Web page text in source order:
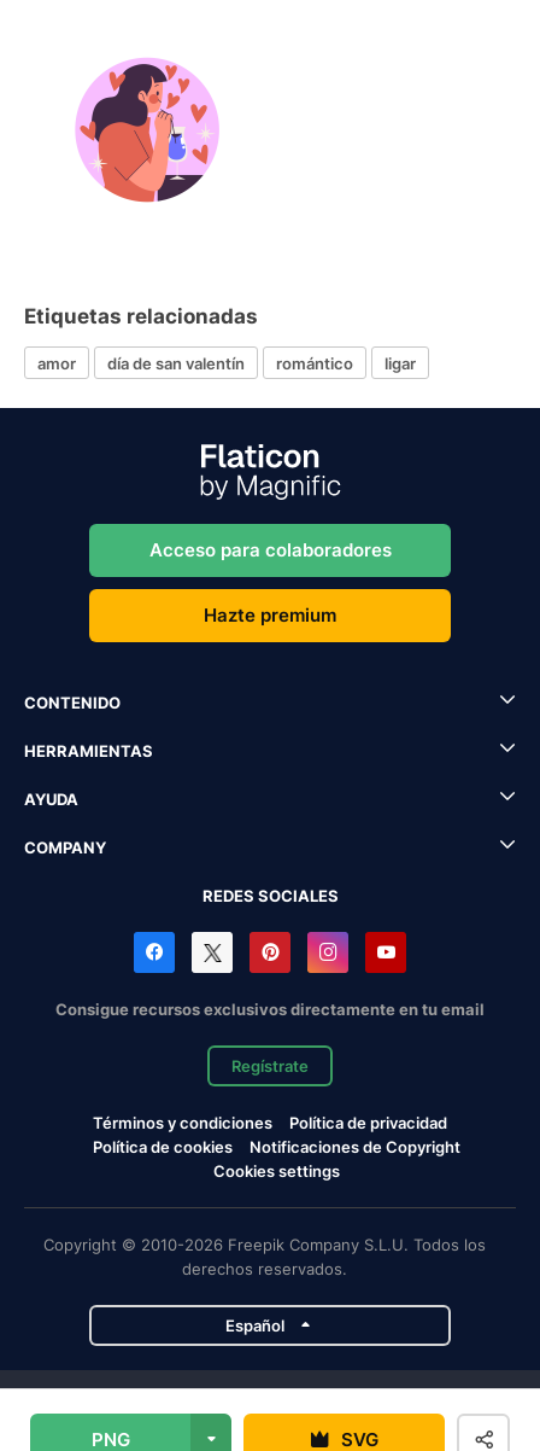
PNG SVG
Etiquetas relacionadas
amor día de san valentín romántico ligar
Acceso para colaboradores
Hazte premium
CONTENIDO
HERRAMIENTAS
AYUDA
COMPANY
REDES SOCIALES
Consigue recursos exclusivos directamente en tu email
Regístrate
Términos y condiciones
Política de privacidad
Política de cookies
Notificaciones de Copyright
Cookies settings
Copyright © 2010-2026 Freepik Company S.L.U. Todos los
derechos reservados.
Español